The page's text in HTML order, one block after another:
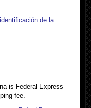
de la
is Federal Express
fee.